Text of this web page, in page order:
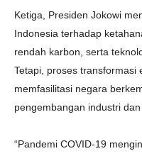
Ketiga, Presiden Jokowi
Indonesia terhadap
rendah karbon, serta
Tetapi, proses transformasi
memfasilitasi negara
pengembangan industri
“Pandemi COVID-19